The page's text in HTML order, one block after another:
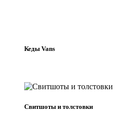
Кеды Vans
Свитшоты и толстовки